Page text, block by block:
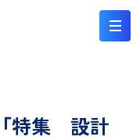
特集 設計